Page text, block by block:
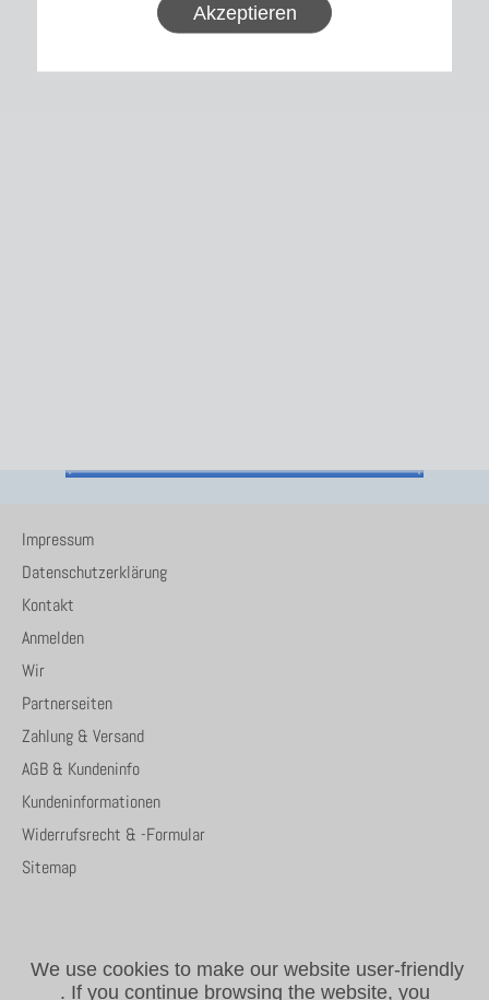
Akzeptieren
Impressum
Datenschutzerklärung
Kontakt
Anmelden
Wir
Partnerseiten
Zahlung & Versand
AGB & Kundeninfo
Kundeninformationen
Widerrufsrecht & -Formular
Sitemap
We use cookies to make our website user-friendly
. If you continue browsing the website, you